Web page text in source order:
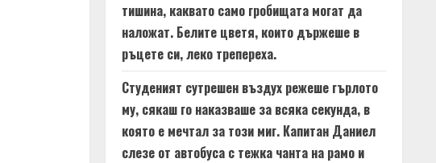
тишина, каквато само гробищата могат да
наложат. Белите цветя, които държеше в
ръцете си, леко трепереха.
Студеният сутрешен въздух режеше гърлото
му, сякаш го наказваше за всяка секунда, в
която е мечтал за този миг. Капитан Даниел
слезе от автобуса с тежка чанта на рамо и